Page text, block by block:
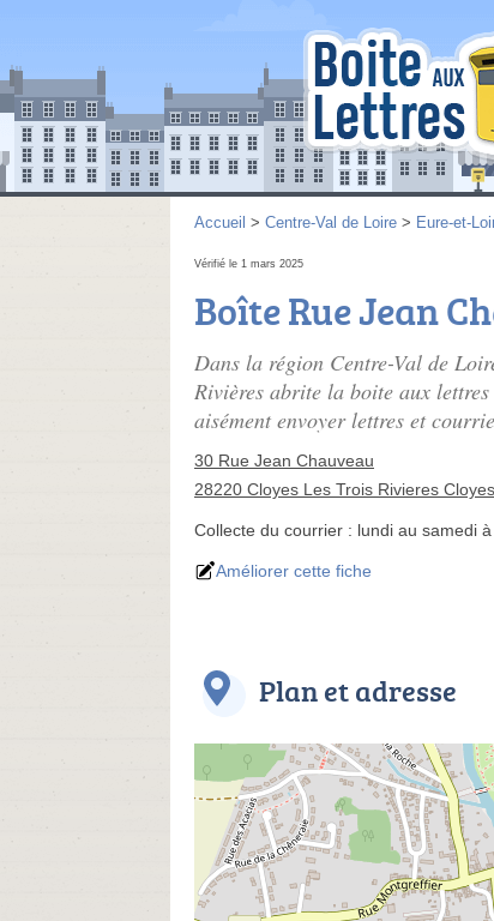
Accueil > Centre-Val de Loire > Eure-et-
Vérifié le 1 mars 2025
Boîte Rue Jean
Dans la région Centre-Val de
Rivières abrite la boite aux
aisément envoyer lettres et
30 Rue Jean Chauveau
28220 Cloyes Les Trois Rivieres
Collecte du courrier : lundi au samedi
Améliorer cette fiche
Plan et adresse